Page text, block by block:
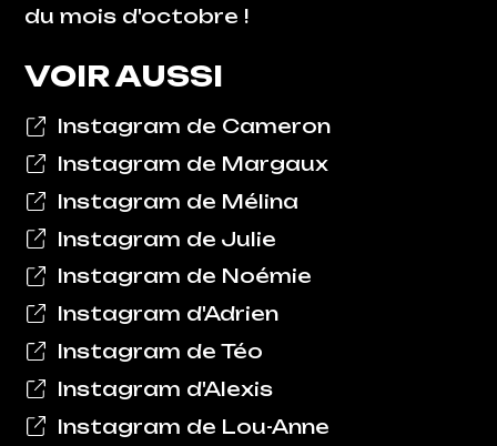
du mois d'octobre !
VOIR AUSSI
Instagram de Cameron
Instagram de Margaux
Instagram de Mélina
Instagram de Julie
Instagram de Noémie
Instagram d'Adrien
Instagram de Téo
Instagram d'Alexis
Instagram de Lou-Anne